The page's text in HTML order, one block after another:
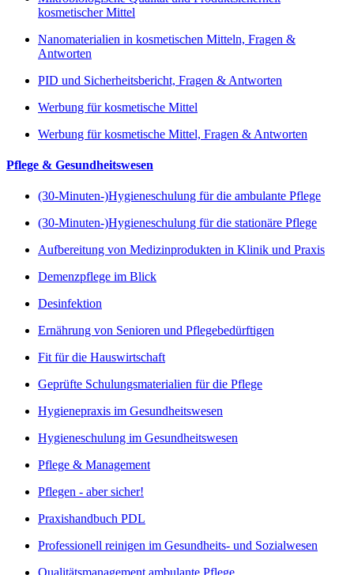
kosmetischer Mittel
Nanomaterialien in kosmetischen Mitteln, Fragen &
Antworten
PID und Sicherheitsbericht, Fragen & Antworten
Werbung für kosmetische Mittel
Werbung für kosmetische Mittel, Fragen & Antworten
Pflege & Gesundheitswesen
(30-Minuten-)Hygieneschulung für die ambulante Pflege
(30-Minuten-)Hygieneschulung für die stationäre Pflege
Aufbereitung von Medizinprodukten in Klinik und Praxis
Demenzpflege im Blick
Desinfektion
Ernährung von Senioren und Pflegebedürftigen
Fit für die Hauswirtschaft
Geprüfte Schulungsmaterialien für die Pflege
Hygienepraxis im Gesundheitswesen
Hygieneschulung im Gesundheitswesen
Pflege & Management
Pflegen - aber sicher!
Praxishandbuch PDL
Professionell reinigen im Gesundheits- und Sozialwesen